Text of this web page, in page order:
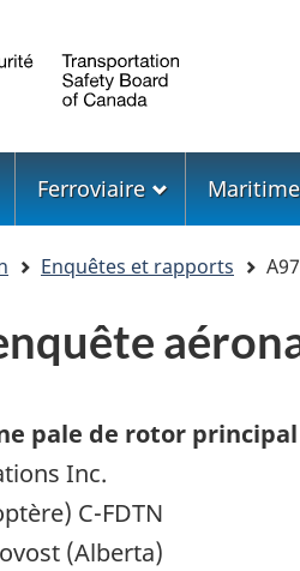
Ferroviaire Maritime
Enquêtes et rapports
pale de rotor principal
Inc.
C-FDTN
(Alberta)